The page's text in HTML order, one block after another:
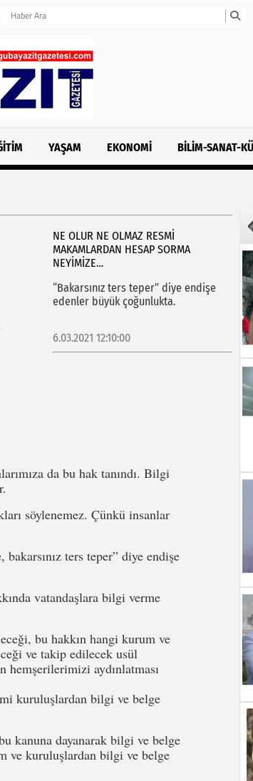
YAŞAM EKONOMI BILIM-SANAT-
NE OLUR NE OLMAZ RESMİ
MAKAMLARDAN HESAP SORMA
NEYİMİZE…
“Bakarsınız ters teper” diye endişe
edenler büyük çoğunlukta.
6.03.2021 12:10:00
da bu hak tanındı. Bilgi
söylenemez. Çünkü insanlar
ters teper” diye endişe
vatandaşlara bilgi verme
bu hakkın hangi kurum ve
ve takip edilecek usül
hemşerilerimizi aydınlatması
kuruluşlardan bilgi ve belge
dayanarak bilgi ve belge
ve kuruluşlardan bilgi ve belge